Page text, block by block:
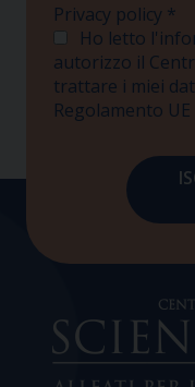
Privacy policy *
Ho letto
autorizzo il
trattare i miei
Regolamento